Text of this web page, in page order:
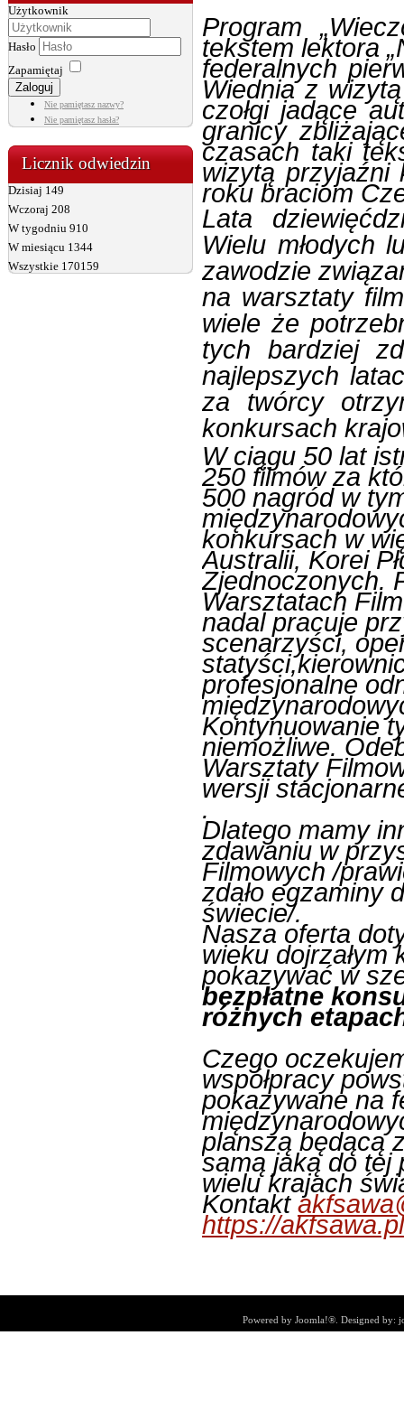
Użytkownik
Hasło
Zapamiętaj
Zaloguj
Nie pamiętasz nazwy?
Nie pamiętasz hasła?
Licznik odwiedzin
Dzisiaj 149
Wczoraj 208
W tygodniu 910
W miesiącu 1344
Wszystkie 170159
Program
tekstem lektora
federalnych
Wiednia z
czołgi jadące
granicy
czasach taki
wizytą przyjaźni
roku braciom
Lata
Wielu młodych
zawodzie
na warsztaty
wiele że
tych bardziej
najlepszych
za twórcy
konkursach
W ciągu 50 lat
250 filmów za
500 nagród w
konkursach w
Australii, Korei
Zjednoczonych.
Warsztatach
nadal pracuje
scenarzyści,
profesjonalne
Kontynuowanie
niemożliwe.
Warsztaty
wersji
.
Dlatego mamy
zdawaniu w
Filmowych /
zdało egzaminy
świecie/.
Nasza oferta
wieku
pokazywać w
bezpłatne
różnych
Czego
współpracy
pokazywane na
planszą będącą
samą jaką do tej
wielu krajach
Kontakt
https://akfsawa.pl
Powered by Joomla!®. Designed by: